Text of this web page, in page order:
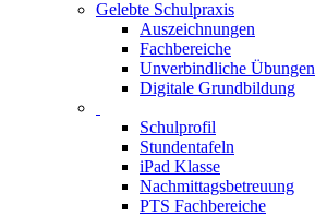
Gelebte Schulpraxis
Auszeichnungen
Fachbereiche
Unverbindliche Übungen
Digitale Grundbildung
Schulprofil
Stundentafeln
iPad Klasse
Nachmittagsbetreuung
PTS Fachbereiche